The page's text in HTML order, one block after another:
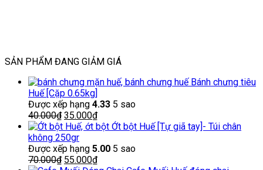
SẢN PHẨM ĐANG GIẢM GIÁ
Bánh chưng tiêu
Huế [Cặp 0.65kg]
Được xếp hạng 4.33 5 sao
40.000₫ Giá
gốc
là:
40.000₫.
35.000₫Giá
hiện
là:
35.000₫.
Ớt bột Huế [Tự giã tay]- Túi chân
không 250gr
Được xếp hạng 5.00 5 sao
70.000₫ Giá
55.000₫Giá